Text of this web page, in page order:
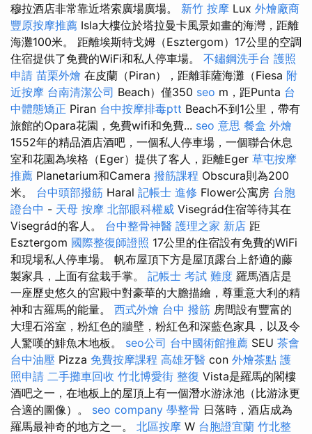
穆拉酒店非常靠近塔索廣場廣場。 新竹 按摩 Lux 外燴廠商
豐原按摩推薦 Isla大樓位於塔拉曼卡風景如畫的海灣，距離
海灘100米。 距離埃斯特戈姆（Esztergom）17公里的空調
住宿提供了免費的WiFi和私人停車場。 不鏽鋼洗手台 護照
申請 苗栗外燴 在皮蘭（Piran），距離菲薩海灘（Fiesa 附
近按摩 台南清潔公司 Beach）僅350 seo m，距Punta 台
中體態矯正 Piran 台中按摩排毒ptt Beach不到1公里，帶有
旅館的Opara花園，免費wifi和免費... seo 意思 餐盒 外燴
1552年的精品酒店酒吧，一個私人停車場，一個聯合休息
室和花園為埃格（Eger）提供了客人，距離Eger 草屯按摩
推薦 Planetarium和Camera 撥筋課程 Obscura則為200
米。 台中頭部撥筋 Haral 記帳士 進修 Flower公寓房 台胞
證台中 - 天母 按摩 北部眼科權威 Visegrád住宿等待其在
Visegrád的客人。 台中整骨神醫 護理之家 新店 距
Esztergom 國際整復師證照 17公里的住宿設有免費的WiFi
和現場私人停車場。 帆布屋頂下方是屋頂露台上舒適的藤
製家具，上面有盆栽手掌。 記帳士 考試 難度 羅馬酒店是
一座歷史悠久的宮殿中對豪華的大膽描繪，尊重意大利的精
神和古羅馬的能量。 西式外燴 台中 撥筋 房間設有豐富的
大理石浴室，粉紅色的牆壁，粉紅色和深藍色家具，以及令
人驚嘆的鯡魚木地板。 seo公司 台中國術館推薦 SEU 茶會
台中油壓 Pizza 免費按摩課程 高雄牙醫 con 外燴茶點 護
照申請 二手攤車回收 竹北博愛街 整復 Vista是羅馬的閣樓
酒吧之一，在地板上的屋頂上有一個潛水游泳池（比游泳更
合適的圖像）。 seo company 學整骨 日落時，酒店成為
羅馬最神奇的地方之一。 北區按摩 W 台胞證宜蘭 竹北整